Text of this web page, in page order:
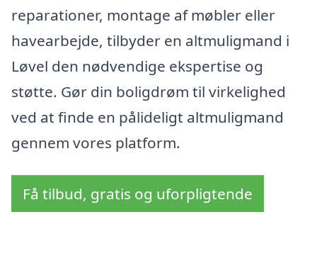
reparationer, montage af møbler eller
havearbejde, tilbyder en altmuligmand i
Løvel den nødvendige ekspertise og
støtte. Gør din boligdrøm til virkelighed
ved at finde en pålideligt altmuligmand
gennem vores platform.
Få tilbud, gratis og uforpligtende